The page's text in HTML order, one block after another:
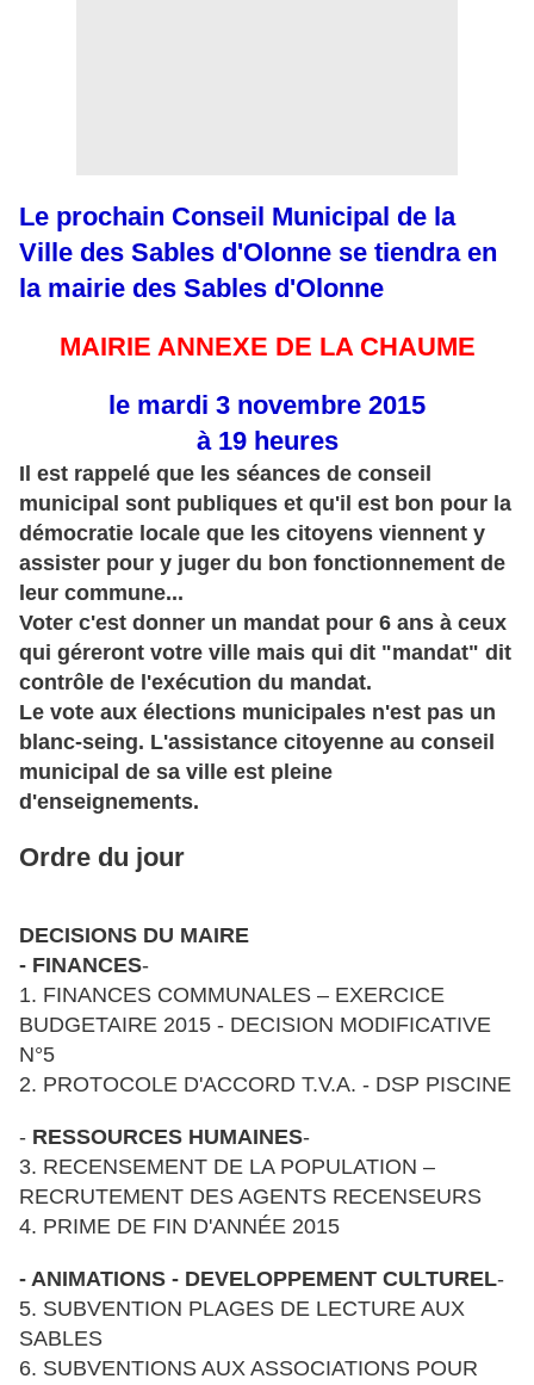
Le prochain Conseil Municipal de la
Ville des Sables d'Olonne se tiendra en
la mairie des Sables d'Olonne
MAIRIE ANNEXE DE LA CHAUME
le mardi 3 novembre 2015
à 19 heures
Il est rappelé que les séances de conseil
municipal sont publiques et qu'il est bon pour la
démocratie locale que les citoyens viennent y
assister pour y juger du bon fonctionnement de
leur commune...
Voter c'est donner un mandat pour 6 ans à ceux
qui géreront votre ville mais qui dit "mandat" dit
contrôle de l'exécution du mandat.
Le vote aux élections municipales n'est pas un
blanc-seing. L'assistance citoyenne au conseil
municipal de sa ville est pleine
d'enseignements.
Ordre du jour
DECISIONS DU MAIRE
- FINANCES-
1. FINANCES COMMUNALES – EXERCICE
BUDGETAIRE 2015 - DECISION MODIFICATIVE
N°5
2. PROTOCOLE D'ACCORD T.V.A. - DSP PISCINE
- RESSOURCES HUMAINES-
3. RECENSEMENT DE LA POPULATION –
RECRUTEMENT DES AGENTS RECENSEURS
4. PRIME DE FIN D'ANNÉE 2015
- ANIMATIONS - DEVELOPPEMENT CULTUREL-
5. SUBVENTION PLAGES DE LECTURE AUX
SABLES
6. SUBVENTIONS AUX ASSOCIATIONS POUR